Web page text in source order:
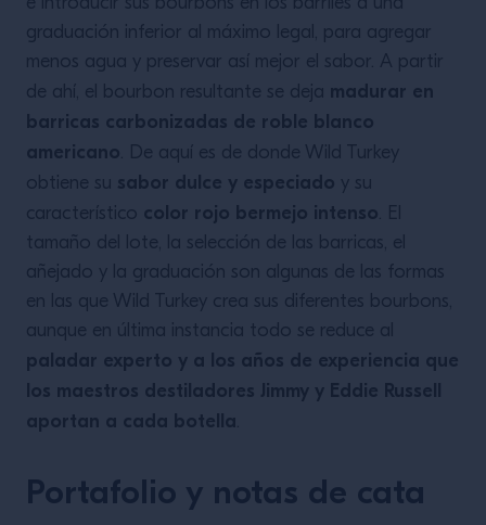
graduación inferior al máximo legal, para agregar
menos agua y preservar así mejor el sabor. A partir
de ahí, el bourbon resultante se deja madurar en
barricas carbonizadas de roble blanco
americano. De aquí es de donde Wild Turkey
obtiene su sabor dulce y especiado y su
característico color rojo bermejo intenso. El
tamaño del lote, la selección de las barricas, el
añejado y la graduación son algunas de las formas
en las que Wild Turkey crea sus diferentes bourbons,
aunque en última instancia todo se reduce al
paladar experto y a los años de experiencia que
los maestros destiladores Jimmy y Eddie Russell
aportan a cada botella.
Portafolio y notas de cata